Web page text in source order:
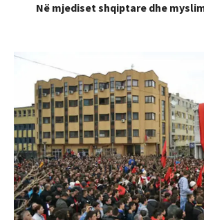
Në mjediset shqiptare dhe